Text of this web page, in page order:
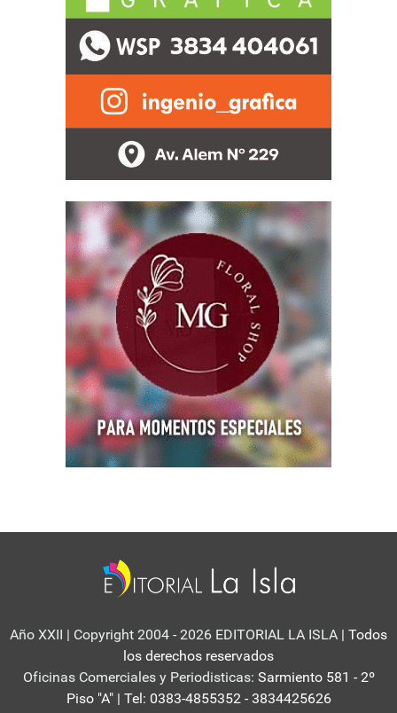
Año XXII | Copyright 2004 - 2026 EDITORIAL LA ISLA | Todos
los derechos reservados
Oficinas Comerciales y Periodisticas: Sarmiento 581 - 2º
Piso "A" | Tel: 0383-4855352 - 3834425626